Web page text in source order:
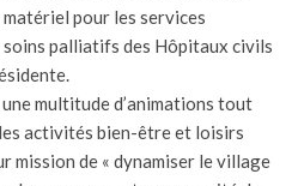
pour les services
soins palliatifs des Hôpitaux civils
multitude d’animations tout
activités bien-être et loisirs
mission de « dynamiser le village